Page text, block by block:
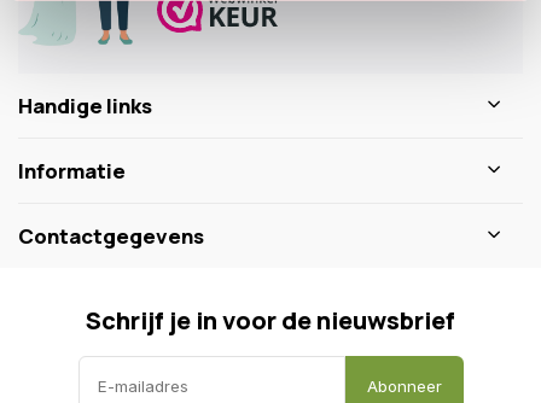
Handige links
Informatie
Contactgegevens
Schrijf je in voor de nieuwsbrief
Abonneer